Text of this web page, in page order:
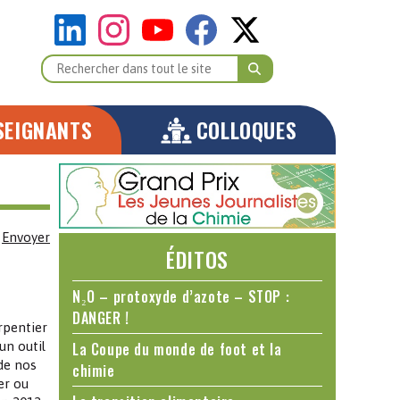
COLLOQUES
Envoyer
outil
nos
ou
ÉDITOS
N₂O – protoxyde d’azote – STOP :
DANGER !
La Coupe du monde de foot et la
chimie